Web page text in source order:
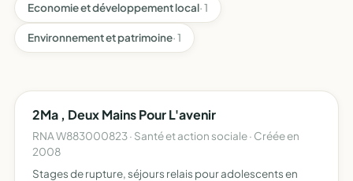
Economie et développement local· 1
Environnement et patrimoine· 1
2Ma , Deux Mains Pour L'avenir
RNA W883000823 · Santé et action sociale · Créée en
2008
Stages de rupture, séjours relais pour adolescents en